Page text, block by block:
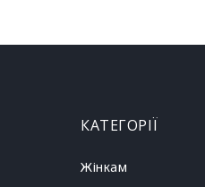
КАТЕГОРІЇ
Жінкам